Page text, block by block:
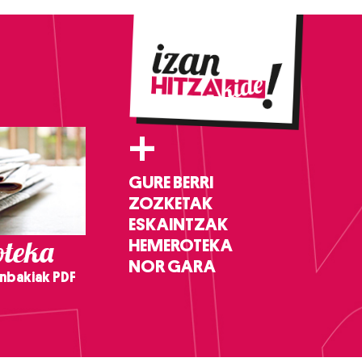
PDF
+
GURE BERRI
ZOZKETAK
ESKAINTZAK
HEMEROTEKA
NOR GARA